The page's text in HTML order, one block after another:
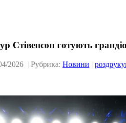
Стівенсон готують
2026 | Рубрика: Новини |